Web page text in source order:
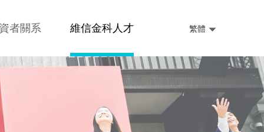
繁體
者關系 維信金科人才